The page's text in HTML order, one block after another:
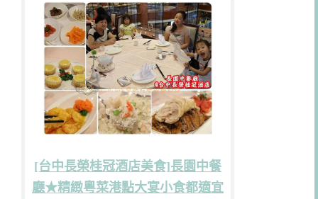
[台中長榮桂冠酒店美食]長園中餐
廳★精緻粵菜港點大宴小食都適宜